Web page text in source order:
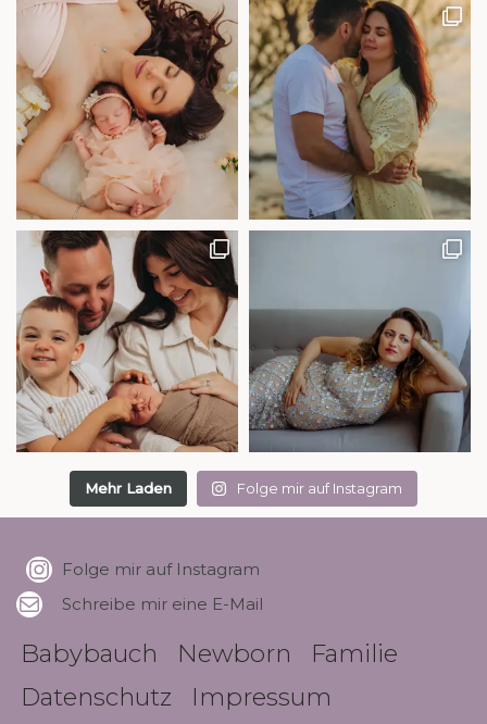
Mehr Laden Folge mir auf Instagram
Folge mir auf Instagram
Schreibe mir eine E-Mail
Babybauch Newborn
Familie
Datenschutz
Impressum